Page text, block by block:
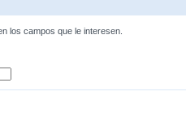
los campos que le interesen.